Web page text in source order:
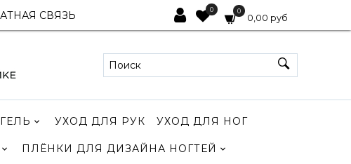
СВЯЗЬ 0 0
0,00 руб
УХОД ДЛЯ РУК УХОД ДЛЯ НОГ
ПЛЁНКИ ДЛЯ ДИЗАЙНА НОГТЕЙ